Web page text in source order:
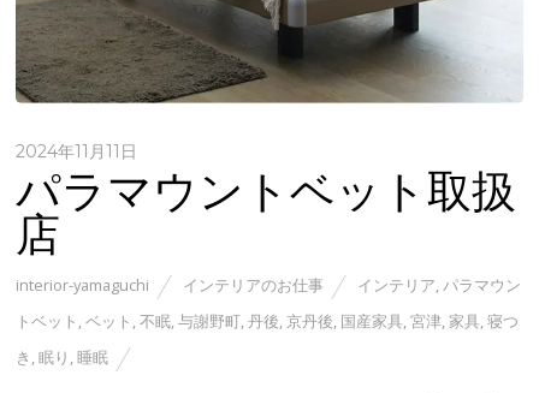
2024年11月11日
パラマウントベット取扱
店
interior-yamaguchi インテリアのお仕事 インテリア,パラマウン
トベット ,ベット ,不眠,与謝野町,丹後,京丹後, 国産家具,宮津,家具,寝つ
き ,眠り ,睡眠